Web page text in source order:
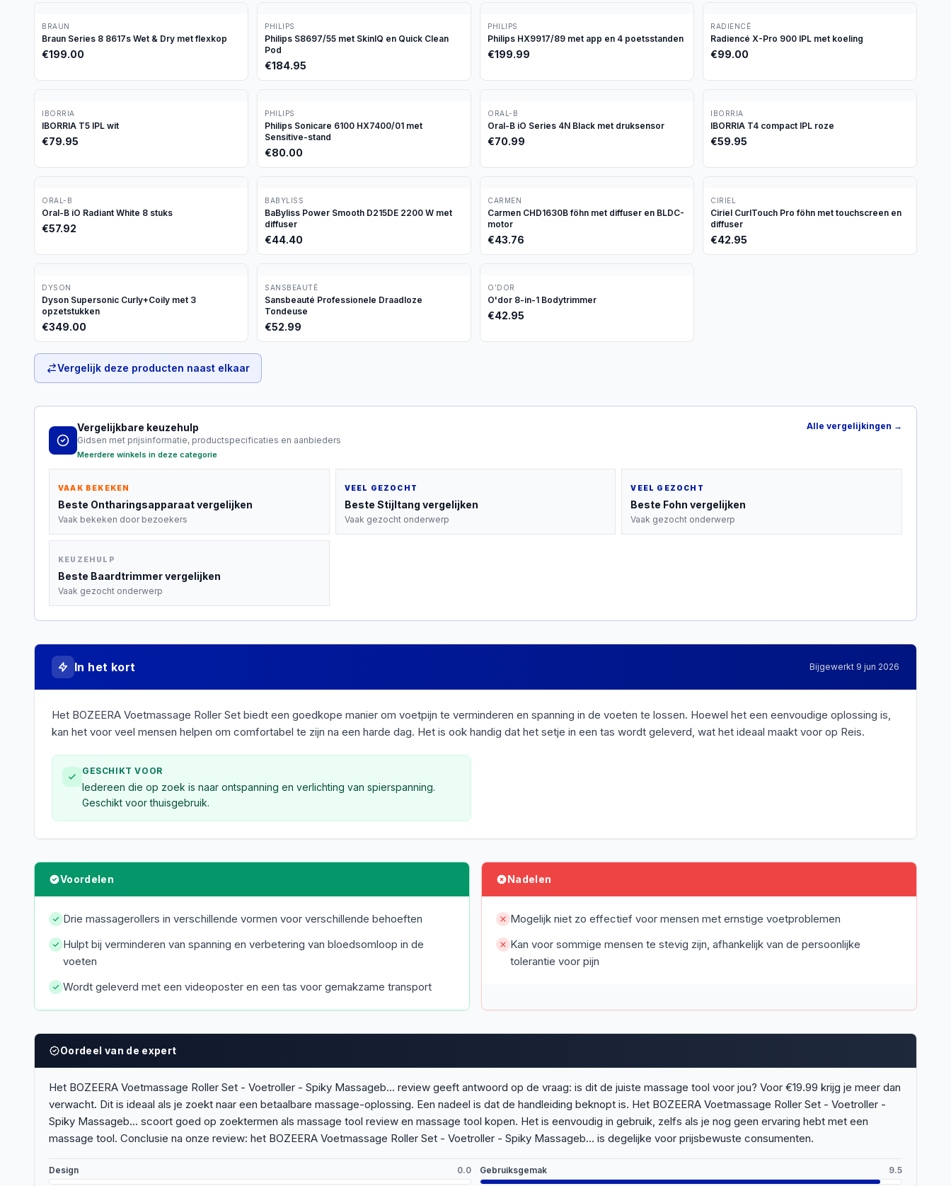
BRAUN
Braun Series 8 8617s Wet & Dry met flexkop
€199.00
PHILIPS
Philips S8697/55 met SkinIQ en Quick Clean
Pod
€184.95
PHILIPS
Philips HX9917/89 met app en 4 poetsstanden
€199.99
RADIENCÉ
Radiencé X-Pro 900 IPL met koeling
€99.00
IBORRIA
IBORRIA T5 IPL wit
€79.95
PHILIPS
Philips Sonicare 6100 HX7400/01 met
Sensitive-stand
€80.00
ORAL-B
Oral-B iO Series 4N Black met druksensor
€70.99
IBORRIA
IBORRIA T4 compact IPL roze
€59.95
ORAL-B
Oral-B iO Radiant White 8 stuks
€57.92
BABYLISS
BaByliss Power Smooth D215DE 2200 W met
diffuser
€44.40
CARMEN
Carmen CHD1630B föhn met diffuser en BLDC-
motor
€43.76
CIRIEL
Ciriel CurlTouch Pro föhn met touchscreen en
diffuser
€42.95
DYSON
Dyson Supersonic Curly+Coily met 3
opzetstukken
€349.00
SANSBEAUTÉ
Sansbeauté Professionele Draadloze
Tondeuse
€52.99
O’DOR
O'dor 8-in-1 Bodytrimmer
€42.95
Vergelijk deze producten naast elkaar
Vergelijkbare keuzehulp
Gidsen met prijsinformatie, productspecificaties en aanbieders
Meerdere winkels in deze categorie
Alle vergelijkingen →
VAAK BEKEKEN
Beste Ontharingsapparaatvergelijken
Vaak bekeken door bezoekers
VEEL GEZOCHT
Beste Stijltang vergelijken
Vaak gezocht onderwerp
VEEL GEZOCHT
Beste Fohn vergelijken
Vaak gezocht onderwerp
KEUZEHULP
Beste Baardtrimmervergelijken
Vaak gezocht onderwerp
In het kort Bijgewerkt 9 jun 2026
Het BOZEERA Voetmassage Roller Set biedt een goedkope manier om voetpijn te verminderen en spanning in de voeten te lossen. Hoewel het een eenvoudige oplossing is,
kan het voor veel mensen helpen om comfortabel te zijn na een harde dag. Het is ook handig dat het setje in een tas wordt geleverd, wat het ideaal maakt voor op Reis.
GESCHIKT VOOR
Iedereen die op zoek is naar ontspanning en verlichting van spierspanning.
Geschikt voor thuisgebruik.
Voordelen
Drie massagerollers in verschillende vormen voor verschillende behoeften
Hulpt bij verminderen van spanning en verbetering van bloedsomloop in de
voeten
Wordt geleverd met een videoposter en een tas voor gemakzame transport
Nadelen
Mogelijk niet zo effectief voor mensen met ernstige voetproblemen
Kan voor sommige mensen te stevig zijn, afhankelijk van de persoonlijke
tolerantie voor pijn
Oordeel van de expert
Het BOZEERA Voetmassage Roller Set - Voetroller - Spiky Massageb... review geeft antwoord op de vraag: is dit de juiste massage tool voor jou? Voor €19.99 krijg je meer dan
verwacht. Dit is ideaal als je zoekt naar een betaalbare massage-oplossing. Een nadeel is dat de handleiding beknopt is. Het BOZEERA Voetmassage Roller Set - Voetroller -
Spiky Massageb... scoort goed op zoektermen als massage tool review en massage tool kopen. Het is eenvoudig in gebruik, zelfs als je nog geen ervaring hebt met een
massage tool. Conclusie na onze review: het BOZEERA Voetmassage Roller Set - Voetroller - Spiky Massageb... is degelijke voor prijsbewuste consumenten.
Design 0.0 Gebruiksgemak 9.5